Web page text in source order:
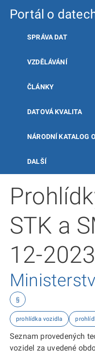
Portál o
SPRÁVA DAT
VZDĚLÁVÁNÍ
ČLÁNKY
DATOVÁ KVALITA
NÁRODNÍ KATALOG
DALŠÍ
STK a
12-2023
§
prohlídka vozidla
Seznam provedených
vozidel za uvedené